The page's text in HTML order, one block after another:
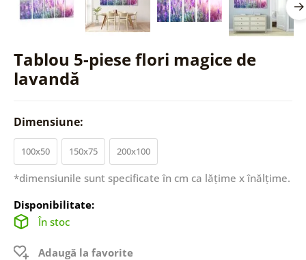
Tablou 5-piese flori magice de
lavandă
Dimensiune:
100x50 150x75 200x100
*dimensiunile sunt specificate în cm ca lățime x înălțime.
Disponibilitate:
În stoc
Adaugă la favorite